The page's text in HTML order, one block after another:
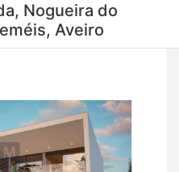
Nogueira do
Aveiro